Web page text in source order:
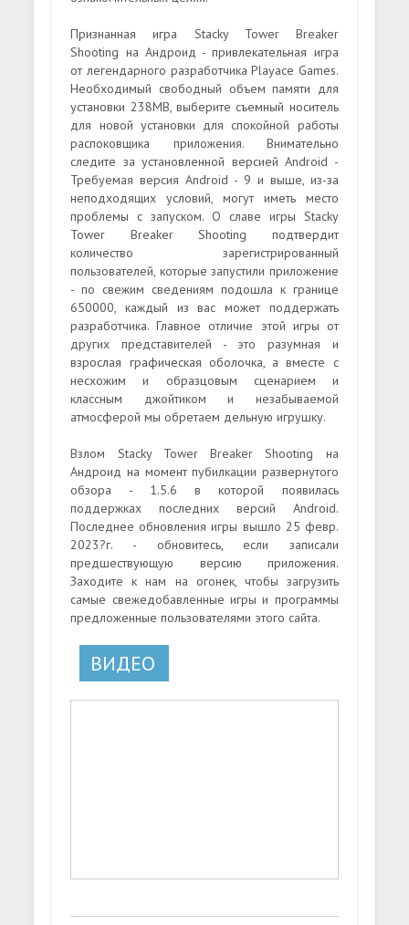
Признанная игра Stacky Tower Breaker
Shooting на Андроид - привлекательная игра
от легендарного разработчика Playace Games.
Необходимый свободный объем памяти для
установки 238MB, выберите съемный носитель
для новой установки для спокойной работы
распоковщика приложения. Внимательно
следите за установленной версией Android -
Требуемая версия Android - 9 и выше, из-за
неподходящих условий, могут иметь место
проблемы с запуском. О славе игры Stacky
Tower Breaker Shooting подтвердит
количество зарегистрированный
пользователей, которые запустили приложение
- по свежим сведениям подошла к границе
650000, каждый из вас может поддержать
разработчика. Главное отличие этой игры от
других представителей - это разумная и
взрослая графическая оболочка, а вместе с
несхожим и образцовым сценарием и
классным джойтиком и незабываемой
атмосферой мы обретаем дельную игрушку.
Взлом Stacky Tower Breaker Shooting на
Андроид на момент пубилкации развернутого
обзора - 1.5.6 в которой появилась
поддержках последних версий Android.
Последнее обновления игры вышло 25 февр.
2023?г. - обновитесь, если записали
предшествующую версию приложения.
Заходите к нам на огонек, чтобы загрузить
самые свежедобавленные игры и программы
предложенные пользователями этого сайта.
ВИДЕО